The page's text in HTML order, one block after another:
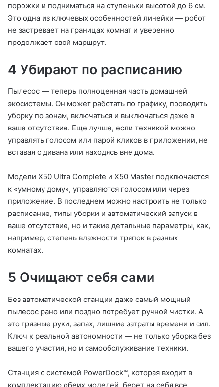
порожки и подниматься на ступеньки высотой до 6 см.
Это одна из ключевых особенностей линейки — робот
не застревает на границах комнат и уверенно
продолжает свой маршрут.
4 Убирают по расписанию
Пылесос — теперь полноценная часть домашней
экосистемы. Он может работать по графику, проводить
уборку по зонам, включаться и выключаться даже в
ваше отсутствие. Еще лучше, если техникой можно
управлять голосом или парой кликов в приложении, не
вставая с дивана или находясь вне дома.
Модели X50 Ultra Complete и X50 Master подключаются
к «умному дому», управляются голосом или через
приложение. В последнем можно настроить не только
расписание, типы уборки и автоматический запуск в
ваше отсутствие, но и такие детальные параметры, как,
например, степень влажности тряпок в разных
комнатах.
5 Очищают себя сами
Без автоматической станции даже самый мощный
пылесос рано или поздно потребует ручной чистки. А
это грязные руки, запах, лишние затраты времени и сил.
Ключ к реальной автономности — не только уборка без
вашего участия, но и самообслуживание техники.
Станция с системой PowerDock™, которая входит в
комплектацию обеих моделей, берет на себя все